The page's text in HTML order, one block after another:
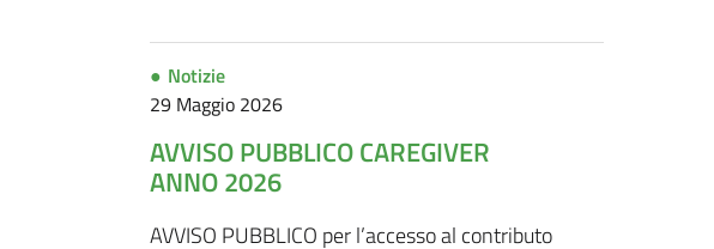
Notizie
29 Maggio 2026
AVVISO PUBBLICO CAREGIVER
ANNO 2026
AVVISO PUBBLICO per l’accesso al contributo